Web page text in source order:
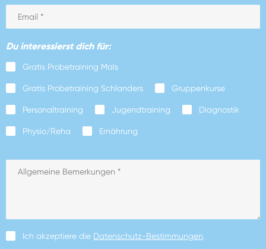
Du interessierst dich für:
Gratis Probetraining Mals
Gratis Probetraining Schlanders Gruppenkurse
Personaltraining Jugendtraining Diagnostik
Physio/Reha Ernährung
Ich akzeptiere die Datenschutz-Bestimmungen.